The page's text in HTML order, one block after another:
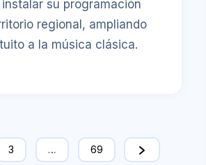
su programación
regional, ampliando
a la música clásica.
3 … 69